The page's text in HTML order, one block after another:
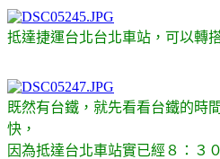
抵達捷運台北台北車站，可以轉
既然有台鐵，就先看看台鐵的時
快，
因為抵達台北車站實已經８：３